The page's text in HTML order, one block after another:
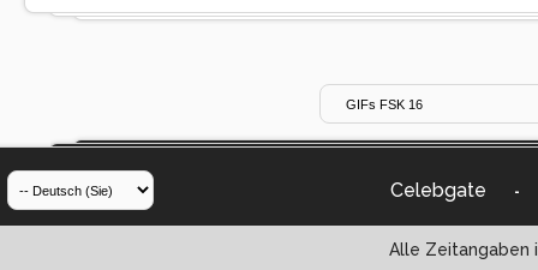
Celebgate -
Alle Zeitangaben